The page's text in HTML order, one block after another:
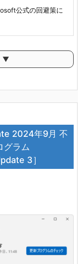
公式の回避策に
▼
2024年9月 不
グラム
3］